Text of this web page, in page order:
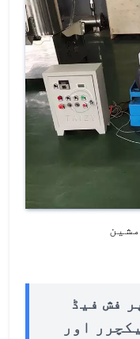
فش فیڈ
اور